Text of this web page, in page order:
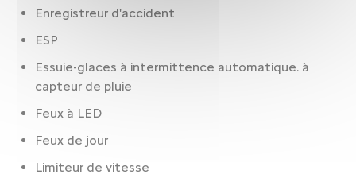
Enregistreur d'accident
ESP
Essuie-glaces à intermittence automatique. à
capteur de pluie
Feux à LED
Feux de jour
Limiteur de vitesse